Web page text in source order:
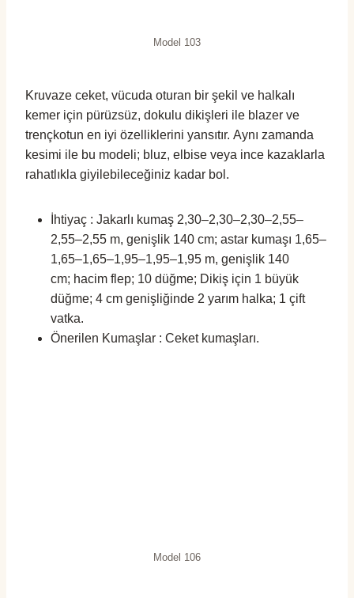
Model 103
Kruvaze ceket, vücuda oturan bir şekil ve halkalı
kemer için pürüzsüz, dokulu dikişleri ile blazer ve
trençkotun en iyi özelliklerini yansıtır. Aynı zamanda
kesimi ile bu modeli; bluz, elbise veya ince kazaklarla
rahatlıkla giyilebileceğiniz kadar bol.
İhtiyaç : Jakarlı kumaş 2,30–2,30–2,30–2,55–
2,55–2,55 m, genişlik 140 cm; astar kumaşı 1,65–
1,65–1,65–1,95–1,95–1,95 m, genişlik 140
cm; hacim flep; 10 düğme; Dikiş için 1 büyük
düğme; 4 cm genişliğinde 2 yarım halka; 1 çift
vatka.
Önerilen Kumaşlar : Ceket kumaşları.
Model 106